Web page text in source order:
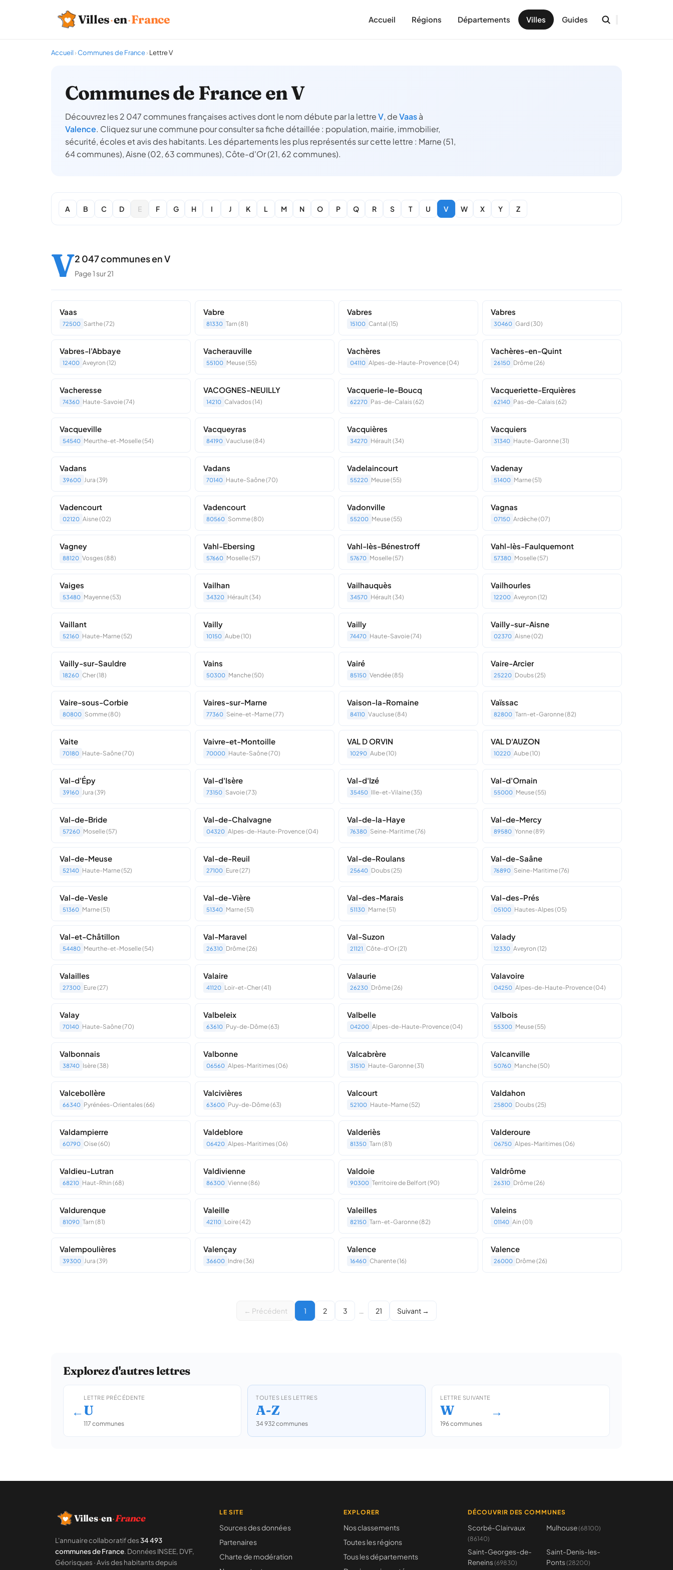
Villes·en·France Accueil Régions Départements Villes Guides
Accueil ›Communes de France› Lettre V
Communes de France en V
Découvrez les 2 047 communes françaises actives dont le nom débute par la lettreV, deVaasà
Valence. Cliquez sur une commune pour consulter sa fiche détaillée : population, mairie, immobilier,
sécurité, écoles et avis des habitants. Les départements les plus représentés sur cette lettre : Marne (51,
64 communes), Aisne (02, 63 communes), Côte-d'Or (21, 62 communes).
A B C D E F G H I J K L M N O P Q R S T U V W X Y Z
V2 047 communes en V
Page 1 sur 21
Vaas
72500 Sarthe (72)
Vabre
81330 Tarn (81)
Vabres
15100 Cantal (15)
Vabres
30460 Gard (30)
Vabres-l'Abbaye
12400 Aveyron (12)
Vacherauville
55100 Meuse (55)
Vachères
04110 Alpes-de-Haute-Provence (04)
Vachères-en-Quint
26150 Drôme (26)
Vacheresse
74360 Haute-Savoie (74)
VACOGNES-NEUILLY
14210 Calvados (14)
Vacquerie-le-Boucq
62270 Pas-de-Calais (62)
Vacqueriette-Erquières
62140 Pas-de-Calais (62)
Vacqueville
54540 Meurthe-et-Moselle (54)
Vacqueyras
84190 Vaucluse (84)
Vacquières
34270 Hérault (34)
Vacquiers
31340 Haute-Garonne (31)
Vadans
39600 Jura (39)
Vadans
70140 Haute-Saône (70)
Vadelaincourt
55220 Meuse (55)
Vadenay
51400 Marne (51)
Vadencourt
02120 Aisne (02)
Vadencourt
80560 Somme (80)
Vadonville
55200 Meuse (55)
Vagnas
07150 Ardèche (07)
Vagney
88120 Vosges (88)
Vahl-Ebersing
57660 Moselle (57)
Vahl-lès-Bénestroff
57670 Moselle (57)
Vahl-lès-Faulquemont
57380 Moselle (57)
Vaiges
53480 Mayenne (53)
Vailhan
34320 Hérault (34)
Vailhauquès
34570 Hérault (34)
Vailhourles
12200 Aveyron (12)
Vaillant
52160 Haute-Marne (52)
Vailly
10150 Aube (10)
Vailly
74470 Haute-Savoie (74)
Vailly-sur-Aisne
02370 Aisne (02)
Vailly-sur-Sauldre
18260 Cher (18)
Vains
50300 Manche (50)
Vairé
85150 Vendée (85)
Vaire-Arcier
25220 Doubs (25)
Vaire-sous-Corbie
80800 Somme (80)
Vaires-sur-Marne
77360 Seine-et-Marne (77)
Vaison-la-Romaine
84110 Vaucluse (84)
Vaïssac
82800 Tarn-et-Garonne (82)
Vaite
70180 Haute-Saône (70)
Vaivre-et-Montoille
70000 Haute-Saône (70)
VAL D ORVIN
10290 Aube (10)
VAL D'AUZON
10220 Aube (10)
Val-d'Épy
39160 Jura (39)
Val-d'Isère
73150 Savoie (73)
Val-d'Izé
35450 Ille-et-Vilaine (35)
Val-d'Ornain
55000 Meuse (55)
Val-de-Bride
57260 Moselle (57)
Val-de-Chalvagne
04320 Alpes-de-Haute-Provence (04)
Val-de-la-Haye
76380 Seine-Maritime (76)
Val-de-Mercy
89580 Yonne (89)
Val-de-Meuse
52140 Haute-Marne (52)
Val-de-Reuil
27100 Eure (27)
Val-de-Roulans
25640 Doubs (25)
Val-de-Saâne
76890 Seine-Maritime (76)
Val-de-Vesle
51360 Marne (51)
Val-de-Vière
51340 Marne (51)
Val-des-Marais
51130 Marne (51)
Val-des-Prés
05100 Hautes-Alpes (05)
Val-et-Châtillon
54480 Meurthe-et-Moselle (54)
Val-Maravel
26310 Drôme (26)
Val-Suzon
21121 Côte-d'Or (21)
Valady
12330 Aveyron (12)
Valailles
27300 Eure (27)
Valaire
41120 Loir-et-Cher (41)
Valaurie
26230 Drôme (26)
Valavoire
04250 Alpes-de-Haute-Provence (04)
Valay
70140 Haute-Saône (70)
Valbeleix
63610 Puy-de-Dôme (63)
Valbelle
04200 Alpes-de-Haute-Provence (04)
Valbois
55300 Meuse (55)
Valbonnais
38740 Isère (38)
Valbonne
06560 Alpes-Maritimes (06)
Valcabrère
31510 Haute-Garonne (31)
Valcanville
50760 Manche (50)
Valcebollère
66340 Pyrénées-Orientales (66)
Valcivières
63600 Puy-de-Dôme (63)
Valcourt
52100 Haute-Marne (52)
Valdahon
25800 Doubs (25)
Valdampierre
60790 Oise (60)
Valdeblore
06420 Alpes-Maritimes (06)
Valderiès
81350 Tarn (81)
Valderoure
06750 Alpes-Maritimes (06)
Valdieu-Lutran
68210 Haut-Rhin (68)
Valdivienne
86300 Vienne (86)
Valdoie
90300 Territoire de Belfort (90)
Valdrôme
26310 Drôme (26)
Valdurenque
81090 Tarn (81)
Valeille
42110 Loire (42)
Valeilles
82150 Tarn-et-Garonne (82)
Valeins
01140 Ain (01)
Valempoulières
39300 Jura (39)
Valençay
36600 Indre (36)
Valence
16460 Charente (16)
Valence
26000 Drôme (26)
← Précédent 1 2 3 … 21 Suivant →
Explorez d'autres lettres
←
LETTRE PRÉCÉDENTE
U
117 communes
TOUTES LES LETTRES
A-Z
34 932 communes
LETTRE SUIVANTE
W
196 communes
→
Villes·en·France
L'annuaire collaboratif des34 493
communes de France. Données INSEE, DVF,
Géorisques · Avis des habitants depuis
LE SITE
Sources des données
Partenaires
Charte de modération
EXPLORER
Nos classements
Toutes les régions
Tous les départements
DÉCOUVRIR DES COMMUNES
Scorbé-Clairvaux
(86140)
Mulhouse(68100)
Saint-Georges-de-
Reneins (69830)
Saint-Denis-les-
Ponts (28200)